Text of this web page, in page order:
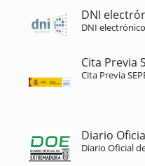
DNI
DNI electrónico
Cita Previa
Cita Previa
Diario
Diario Oficial